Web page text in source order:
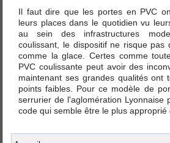
Il faut dire que les portes en PVC
leurs places dans le quotidien vu
au sein des infrastructures
coulissant, le dispositif ne risque pas
comme la glace. Certes comme
PVC coulissante peut avoir des
maintenant ses grandes qualités ont
points faibles. Pour ce modèle de
serrurier de l'aglomération Lyonnaise
code qui semble être le plus approprié